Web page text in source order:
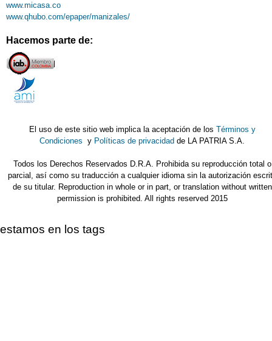
www.micasa.co
www.qhubo.com/epaper/manizales/
Hacemos parte de:
El uso de este sitio web implica la aceptación de los Términos y
Condiciones y Políticas de privacidad de LA PATRIA S.A.
Todos los Derechos Reservados D.R.A. Prohibida su reproducción total o
parcial, así como su traducción a cualquier idioma sin la autorización
de su titular. Reproduction in whole or in part, or translation without written
permission is prohibited. All rights reserved 2015
estamos en los tags